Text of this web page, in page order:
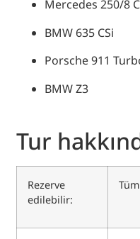
Mercedes 250/8
BMW 635 CSi
Porsche 911
BMW Z3
Tur
Rezerve
edilebilir: